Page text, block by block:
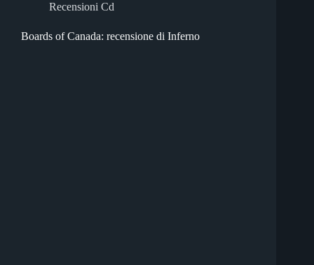
Recensioni Cd
Boards of Canada: recensione di Inferno